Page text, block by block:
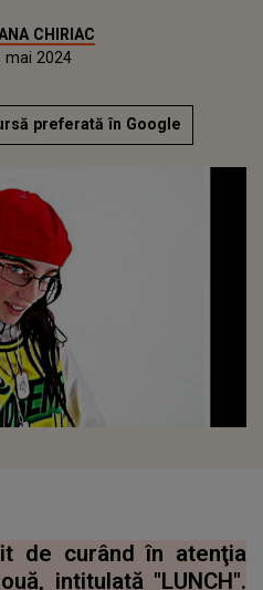
CHIRIAC
mai 2024
preferată în Google
de curând în atenţia
intitulată "LUNCH".